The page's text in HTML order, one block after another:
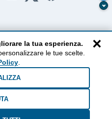
pensieri tra terra e cielo
×
la tua esperienza.
le tue scelte.
.